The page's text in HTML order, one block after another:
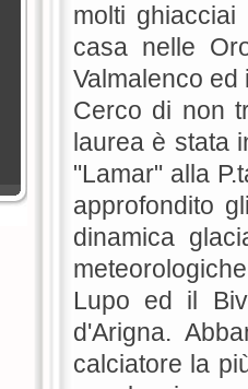
molti
casa nelle
Valmalenco ed
Cerco di non
laurea è stata
"Lamar" alla
approfondito
dinamica
Lupo ed il
d'Arigna.
calciatore la